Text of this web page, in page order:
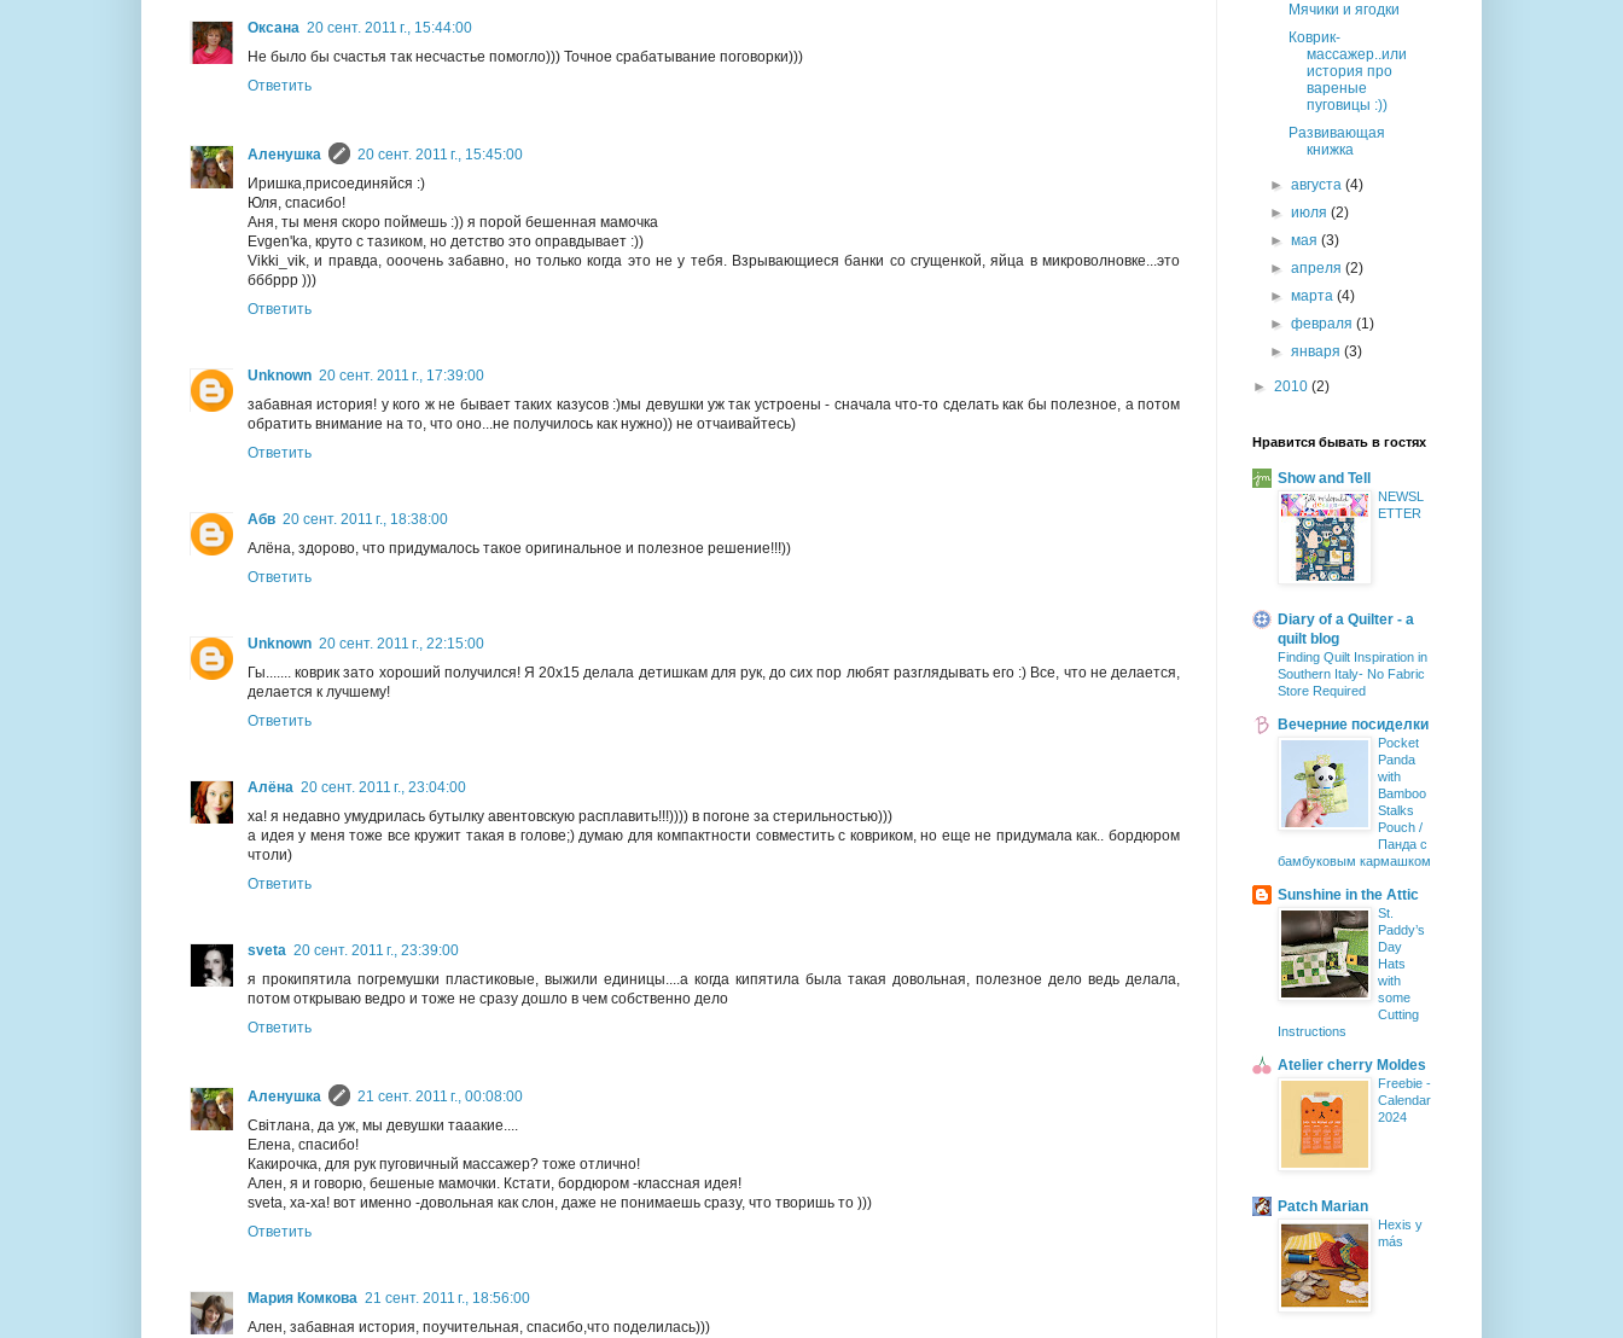
Оксана 20 сент. 2011 г., 15:44:00
Не было бы счастья так несчастье помогло))) Точное срабатывание поговорки)))
Ответить
Аленушка
20 сент. 2011 г., 15:45:00
Иришка,присоединяйся :)
Юля, спасибо!
Аня, ты меня скоро поймешь :)) я порой бешенная мамочка
Evgen'ka, круто с тазиком, но детство это оправдывает :))
Vikki_vik, и правда, ооочень забавно, но только когда это не у тебя. Взрывающиеся банки со сгущенкой, яйца в микроволновке...это
бббррр )))
Ответить
Unknown 20 сент. 2011 г., 17:39:00
забавная история! у кого ж не бывает таких казусов :)мы девушки уж так устроены - сначала что-то сделать как бы полезное, а потом
обратить внимание на то, что оно...не получилось как нужно)) не отчаивайтесь)
Ответить
Абв 20 сент. 2011 г., 18:38:00
Алёна, здорово, что придумалось такое оригинальное и полезное решение!!!))
Ответить
Unknown 20 сент. 2011 г., 22:15:00
Гы....... коврик зато хороший получился! Я 20х15 делала детишкам для рук, до сих пор любят разглядывать его :) Все, что не делается,
делается к лучшему!
Ответить
Алёна 20 сент. 2011 г., 23:04:00
ха! я недавно умудрилась бутылку авентовскую расплавить!!!)))) в погоне за стерильностью)))
а идея у меня тоже все кружит такая в голове;) думаю для компактности совместить с ковриком, но еще не придумала как.. бордюром
чтоли)
Ответить
sveta 20 сент. 2011 г., 23:39:00
я прокипятила погремушки пластиковые, выжили единицы....а когда кипятила была такая довольная, полезное дело ведь делала,
потом открываю ведро и тоже не сразу дошло в чем собственно дело
Ответить
Аленушка
21 сент. 2011 г., 00:08:00
Світлана, да уж, мы девушки тааакие....
Елена, спасибо!
Какирочка, для рук пуговичный массажер? тоже отлично!
Ален, я и говорю, бешеные мамочки. Кстати, бордюром -классная идея!
sveta, ха-ха! вот именно -довольная как слон, даже не понимаешь сразу, что творишь то )))
Ответить
Мария Комкова 21 сент. 2011 г., 18:56:00
Ален, забавная история, поучительная, спасибо,что поделилась)))
Мячики и ягодки
Коврик-
массажер..или
история про
вареные
пуговицы :))
Развивающая
книжка
►августа(4)
►июля(2)
►мая(3)
►апреля(2)
►марта(4)
►февраля(1)
►января(3)
► 2010 (2)
Нравится бывать в гостях
Show and Tell
NEWSL
ETTER
Diary of a Quilter - a
quilt blog
Finding Quilt Inspiration in
Southern Italy- No Fabric
Store Required
Вечерние посиделки
Pocket
Panda
with
Bamboo
Stalks
Pouch /
Панда с
бамбуковым кармашком
Sunshine in the Attic
St.
Paddy’s
Day
Hats
with
some
Cutting
Instructions
Atelier cherry Moldes
Freebie -
Calendar
2024
Patch Marian
Hexis y
más